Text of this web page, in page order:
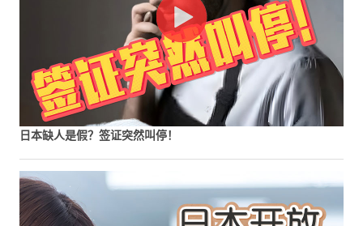
日本缺人是假？签证突然叫停！